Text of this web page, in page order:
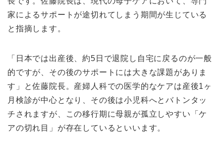
家によるサポートが途切れてしまう期間が生じている
と指摘します。
「日本では出産後、約5日で退院し自宅に戻るのが一般
的ですが、その後のサポートには大きな課題がありま
す」と佐藤院長。産婦人科での医学的なケアは産後1ヶ
月検診が中心となり、その後は小児科へとバトンタッ
チされますが、この移行期に母親が孤立しやすい「ケ
アの切れ目」が存在しているといいます。